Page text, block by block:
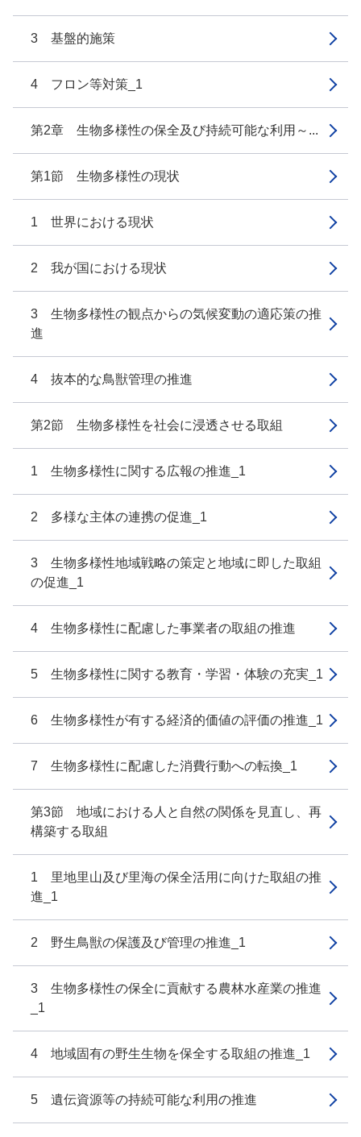
3 基盤的施策
4 フロン等対策_1
第2章 生物多様性の保全及び持続可能な利用～...
第1節 生物多様性の現状
1 世界における現状
2 我が国における現状
3 生物多様性の観点からの気候変動の適応策の推
進
4 抜本的な鳥獣管理の推進
第2節 生物多様性を社会に浸透させる取組
1 生物多様性に関する広報の推進_1
2 多様な主体の連携の促進_1
3 生物多様性地域戦略の策定と地域に即した取組
の促進_1
4 生物多様性に配慮した事業者の取組の推進
5 生物多様性に関する教育・学習・体験の充実_1
6 生物多様性が有する経済的価値の評価の推進_1
7 生物多様性に配慮した消費行動への転換_1
第3節 地域における人と自然の関係を見直し、再
構築する取組
1 里地里山及び里海の保全活用に向けた取組の推
進_1
2 野生鳥獣の保護及び管理の推進_1
3 生物多様性の保全に貢献する農林水産業の推進
_1
4 地域固有の野生生物を保全する取組の推進_1
5 遺伝資源等の持続可能な利用の推進